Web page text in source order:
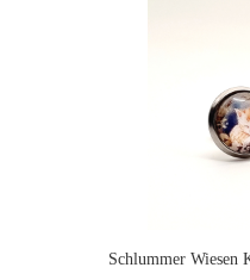
Schlummer Wiesen